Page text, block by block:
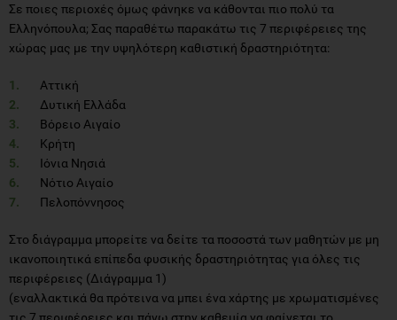
Σε ποιες περιοχές όμως φάνηκε να κάθονται πιο πολύ τα
Ελληνόπουλα; Σας παραθέτω παρακάτω τις 7 περιφέρειες της
χώρας μας με την υψηλότερη καθιστική δραστηριότητα:
Αττική
Δυτική Ελλάδα
Βόρειο Αιγαίο
Κρήτη
Ιόνια Νησιά
Νότιο Αιγαίο
Πελοπόννησος
Στο διάγραμμα μπορείτε να δείτε τα ποσοστά των μαθητών με μη
ικανοποιητικά επίπεδα φυσικής δραστηριότητας για όλες τις
περιφέρειες (Διάγραμμα 1)
(εναλλακτικά θα πρότεινα να μπει ένα χάρτης με χρωματισμένες
τις 7 περιφέρειες και πάνω στην καθεμία να φαίνεται το